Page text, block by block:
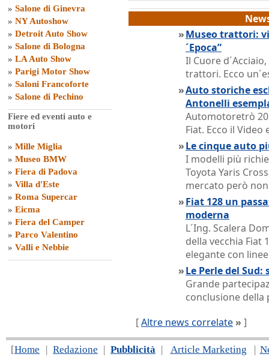
» Salone di Ginevra
» NY Autoshow
» Detroit Auto Show
» Salone di Bologna
» LA Auto Show
» Parigi Motor Show
» Saloni Francoforte
» Salone di Pechino
Fiere ed eventi auto e
motori
» Mille Miglia
» Museo BMW
» Fiera di Padova
» Villa d'Este
» Roma Supercar
» Eicma
» Fiera del Camper
» Parco Valentino
» Valli e Nebbie
»Museo trattori:
´Epoca”
Il Cuore
trattori. Ecco
»Auto storiche
Antonelli
Automotoretrò
Fiat. Ecco il
»Le cinque auto
I modelli più
Toyota Yaris
mercato però
»Fiat 128 un
moderna
L´Ing. Scalera
della vecchia Fiat
elegante con
»Le Perle del
Grande
conclusione della
[Altre news correlate » ]
[Home | Redazione | Pubblicità | Article Marketing |